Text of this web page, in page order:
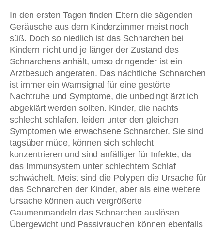
In den ersten Tagen finden Eltern die sägenden
Geräusche aus dem Kinderzimmer meist noch
süß. Doch so niedlich ist das Schnarchen bei
Kindern nicht und je länger der Zustand des
Schnarchens anhält, umso dringender ist ein
Arztbesuch angeraten. Das nächtliche Schnarchen
ist immer ein Warnsignal für eine gestörte
Nachtruhe und Symptome, die unbedingt ärztlich
abgeklärt werden sollten. Kinder, die nachts
schlecht schlafen, leiden unter den gleichen
Symptomen wie erwachsene Schnarcher. Sie sind
tagsüber müde, können sich schlecht
konzentrieren und sind anfälliger für Infekte, da
das Immunsystem unter schlechtem Schlaf
schwächelt. Meist sind die Polypen die Ursache für
das Schnarchen der Kinder, aber als eine weitere
Ursache können auch vergrößerte
Gaumenmandeln das Schnarchen auslösen.
Übergewicht und Passivrauchen können ebenfalls